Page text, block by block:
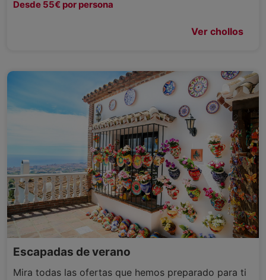
Desde 55€ por persona
Ver chollos
Escapadas de verano
Mira todas las ofertas que hemos preparado para ti